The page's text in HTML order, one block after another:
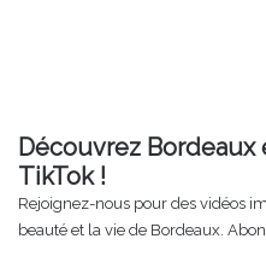
Découvrez Bordeaux
TikTok !
Rejoignez-nous pour des vidéos
beauté et la vie de Bordeaux.